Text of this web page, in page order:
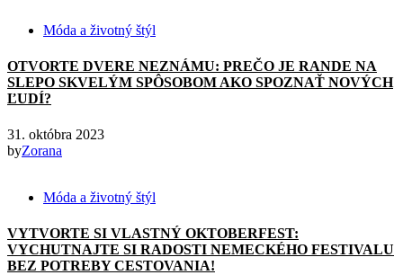
Móda a životný štýl
OTVORTE DVERE NEZNÁMU: PREČO JE RANDE NA
SLEPO SKVELÝM SPÔSOBOM AKO SPOZNAŤ NOVÝCH
ĽUDÍ?
31. októbra 2023
byZorana
Móda a životný štýl
VYTVORTE SI VLASTNÝ OKTOBERFEST:
VYCHUTNAJTE SI RADOSTI NEMECKÉHO FESTIVALU
BEZ POTREBY CESTOVANIA!